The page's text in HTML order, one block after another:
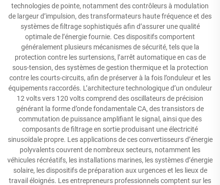
technologies de pointe, notamment des contrôleurs à modulation
de largeur d’impulsion, des transformateurs haute fréquence et des
systèmes de filtrage sophistiqués afin d’assurer une qualité
optimale de l’énergie fournie. Ces dispositifs comportent
généralement plusieurs mécanismes de sécurité, tels que la
protection contre les surtensions, l’arrêt automatique en cas de
sous-tension, des systèmes de gestion thermique et la protection
contre les courts-circuits, afin de préserver à la fois l’onduleur et les
équipements raccordés. L’architecture technologique d’un onduleur
12 volts vers 120 volts comprend des oscillateurs de précision
générant la forme d’onde fondamentale CA, des transistors de
commutation de puissance amplifiant le signal, ainsi que des
composants de filtrage en sortie produisant une électricité
sinusoïdale propre. Les applications de ces convertisseurs d’énergie
polyvalents couvrent de nombreux secteurs, notamment les
véhicules récréatifs, les installations marines, les systèmes d’énergie
solaire, les dispositifs de préparation aux urgences et les lieux de
travail éloignés. Les entrepreneurs professionnels comptent sur les